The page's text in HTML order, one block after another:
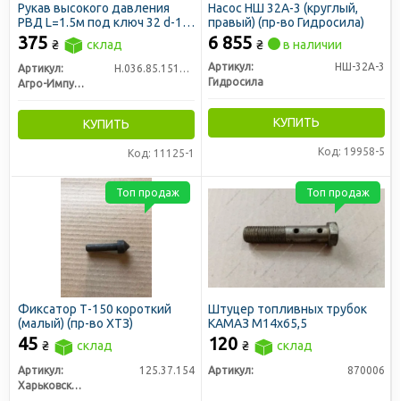
Рукав высокого давления
РВД L=1.5м под ключ 32 d-16
1SN (пр-во Агро-Импульс)
375 ₴ склад
Артикул:
Н.036.85.1510 1SN
Агро-Импульс
КУПИТЬ
Код: 11125-1
Насос НШ 32А-3 (круглый,
правый) (пр-во Гидросила)
6 855 ₴ в наличии
Артикул:
НШ-32А-3
Гидросила
КУПИТЬ
Код: 19958-5
Фиксатор Т-150 короткий
(малый) (пр-во ХТЗ)
45 ₴ склад
Артикул:
125.37.154
Харьковский Тракторный Завод
Топ продаж
Штуцер топливных трубок
КАМАЗ М14х65,5
120 ₴ склад
Артикул: 870006
Топ продаж